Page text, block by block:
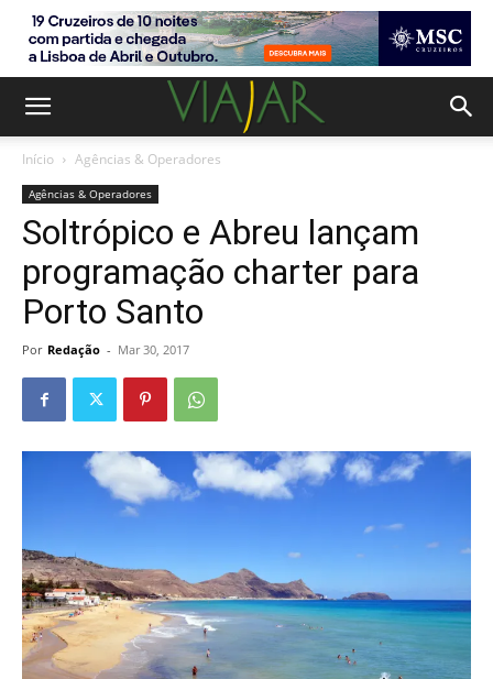
Início Agências & Operadores
Agências & Operadores
Soltrópico e Abreu lançam
programação charter para
Porto Santo
Por Redação - Mar 30, 2017